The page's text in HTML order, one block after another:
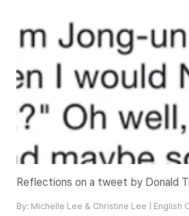
꿰찼지만, 그 과정은 결코 순탄치 않았다. 트럼프의
공화당 내부 인사들과 공화당 유권자들 사이에서도
령 후보가 될 자격..
Reflections on a tweet by Donald
By: Michelle Lee & Christine Lee | English